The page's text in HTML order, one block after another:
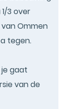
3 over
Ommen
tegen.
gaat
van de